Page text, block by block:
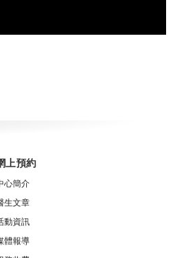
上預約
心簡介
生文章
動資訊
體報導